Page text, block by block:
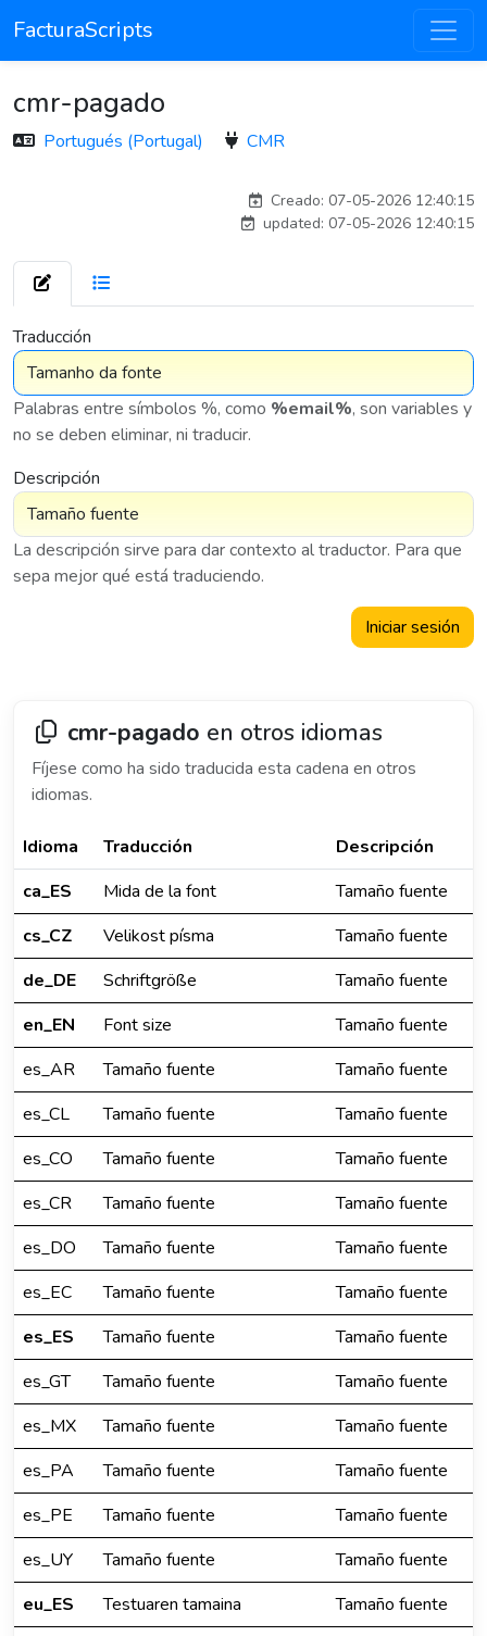
FacturaScripts
cmr-pagado
Portugués (Portugal) CMR
Creado: 07-05-2026 12:40:15
updated: 07-05-2026 12:40:15
Traducción
Palabras entre símbolos %, como %email%, son variables y
no se deben eliminar, ni traducir.
Descripción
La descripción sirve para dar contexto al traductor. Para que
sepa mejor qué está traduciendo.
Iniciar sesión
cmr-pagado en otros idiomas
Fíjese como ha sido traducida esta cadena en otros
idiomas.
Idioma Traducción
Descripción
ca_ES
Mida de la font
Tamaño fuente
cs_CZ
Velikost písma
Tamaño fuente
de_DE
Schriftgröße
Tamaño fuente
en_EN
Font size
Tamaño fuente
es_AR
Tamaño fuente
Tamaño fuente
es_CL
Tamaño fuente
Tamaño fuente
es_CO
Tamaño fuente
Tamaño fuente
es_CR
Tamaño fuente
Tamaño fuente
es_DO
Tamaño fuente
Tamaño fuente
es_EC
Tamaño fuente
Tamaño fuente
es_ES
Tamaño fuente
Tamaño fuente
es_GT
Tamaño fuente
Tamaño fuente
es_MX
Tamaño fuente
Tamaño fuente
es_PA
Tamaño fuente
Tamaño fuente
es_PE
Tamaño fuente
Tamaño fuente
es_UY
Tamaño fuente
Tamaño fuente
eu_ES
Testuaren tamaina
Tamaño fuente